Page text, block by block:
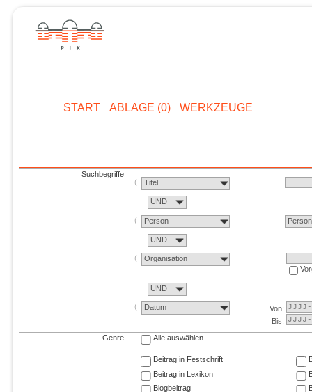
START ABLAGE (0) WERKZEUGE
Suchbegriffe
Titel
UND
Person Person
UND
Organisation
UND
Datum
Von:
Bis:
Genre Alle auswählen
Beitrag in Festschrift
Beitrag in Lexikon
Blogbeitrag